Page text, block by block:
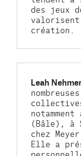
des jeux
valorisent
création.
Leah
(Bâle), à
chez
Elle a